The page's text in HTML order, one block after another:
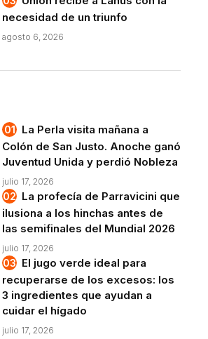
necesidad de un triunfo
agosto 6, 2026
La Perla visita mañana a
Colón de San Justo. Anoche ganó
Juventud Unida y perdió Nobleza
julio 17, 2026
La profecía de Parravicini que
ilusiona a los hinchas antes de
las semifinales del Mundial 2026
julio 17, 2026
El jugo verde ideal para
recuperarse de los excesos: los
3 ingredientes que ayudan a
cuidar el hígado
julio 17, 2026